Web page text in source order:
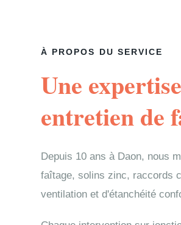
À PROPOS DU SERVICE
Une
entretien de
Depuis 10 ans à Daon, nous
faîtage, solins zinc, raccords
ventilation et d'étanchéité